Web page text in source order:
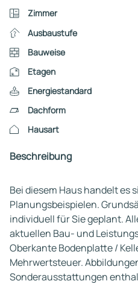
Zimmer
Ausbaustufe
Bauweise
Etagen
Energiestandard
Dachform
Hausart
Beschreibung
Bei diesem Haus handelt es
Planungsbeispielen.
individuell für Sie geplant.
aktuellen Bau- und
Oberkante Bodenplatte /
Mehrwertsteuer.
Sonderausstattungen